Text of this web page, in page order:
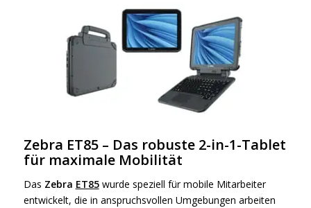
Zebra ET85 – Das robuste 2-in-1-Tablet
für maximale Mobilität
Das Zebra ET85wurde speziell für mobile Mitarbeiter
entwickelt, die in anspruchsvollen Umgebungen arbeiten